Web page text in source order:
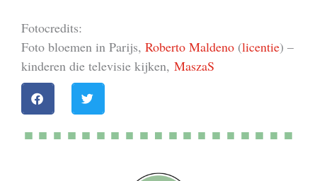
Fotocredits:
Foto bloemen in Parijs, Roberto Maldeno (licentie) –
kinderen die televisie kijken, MaszaS